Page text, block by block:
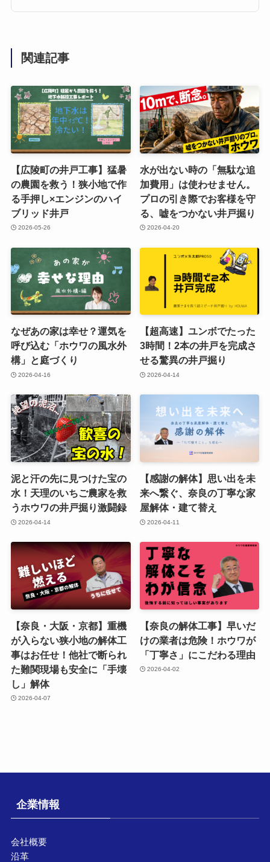
関連記事
【広陵町の井戸工事】猛暑
の農園を救う！狭小地で作
る手押し×エンジンのハイ
ブリッド井戸
2026-05-26
水が出ない時の「無駄な追
加費用」は使わせません。
プロの引き際でお客様を守
る、嘘をつかない井戸掘り
2026-04-20
なぜあの家は幸せ？運気を
呼び込む「ホウワの風水外
構」と庭づくり
2026-04-16
【超高速】ユンボでたった
3時間！2本の井戸を完成さ
せる驚異の井戸掘り
2026-04-14
泥と汗の先に見つけた宝の
水！天理のいちご農家を救
うホウワの井戸掘り激闘録
2026-04-14
【感謝の解体】思い出を未
来へ繋ぐ、奈良の丁寧な家
屋解体・建て替え
2026-04-11
【奈良・大阪・京都】重機
が入らない狭小地の解体工
事はお任せ！他社で断られ
た難関現場も安全に「手壊
し」解体
2026-04-07
【奈良の解体工事】早いだ
けの業者は危険！ホウワが
「丁寧さ」にこだわる理由
2026-04-02
企業情報
会社概要
沿革